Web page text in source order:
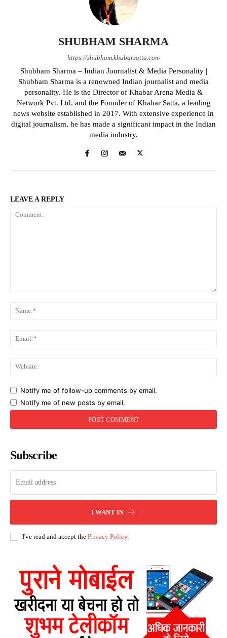
SHUBHAM SHARMA
https://shubham.khabarsatta.com
Shubham Sharma – Indian Journalist & Media Personality |
Shubham Sharma is a renowned Indian journalist and media
personality. He is the Director of Khabar Arena Media &
Network Pvt. Ltd. and the Founder of Khabar Satta, a leading
news website established in 2017. With extensive experience in
digital journalism, he has made a significant impact in the Indian
media industry.
LEAVE A REPLY
Notify me of follow-up comments by email.
Notify me of new posts by email.
Subscribe
I WANT IN
I've read and accept the Privacy Policy.